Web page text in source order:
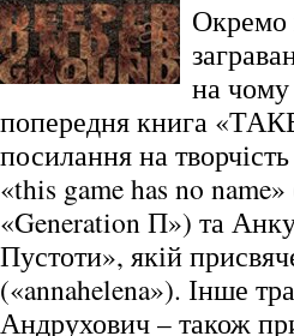
Окремо
на
попередня книга
посилання на
«this game has no
«Generation П») та
Пустоти», якій
(«annahelena»). Інше
Андрухович – також